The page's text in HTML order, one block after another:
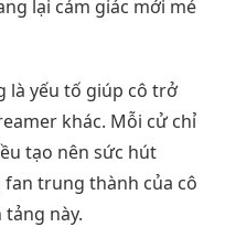
lại cảm giác mới mẻ
là yếu tố giúp cô trở
khác. Mỗi cử chỉ
tạo nên sức hút
trung thành của cô
này.